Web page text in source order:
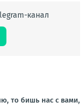
канал
то бишь нас с вами,